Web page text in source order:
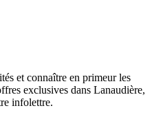
et connaître en primeur les
exclusives dans Lanaudière,
infolettre.